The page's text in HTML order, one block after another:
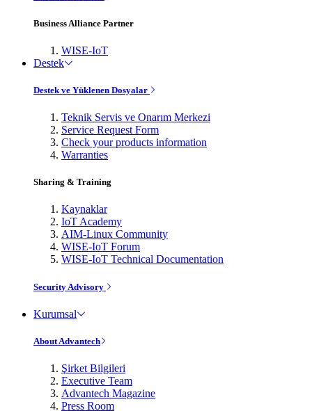
Business Alliance Partner
WISE-IoT
Destek
Destek ve Yüklenen Dosyalar
Teknik Servis ve Onarım Merkezi
Service Request Form
Check your products information
Warranties
Sharing & Training
Kaynaklar
IoT Academy
AIM-Linux Community
WISE-IoT Forum
WISE-IoT Technical Documentation
Security Advisory
Kurumsal
About Advantech
Şirket Bilgileri
Executive Team
Advantech Magazine
Press Room